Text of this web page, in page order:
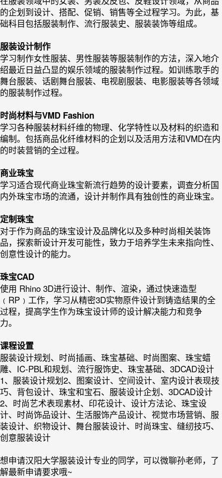
的企划到设计、搭配、促销、销售等全过程学习。为此，基
础科目包括服装制作、流行服装史、服装装饰等组成。
服装设计制作
学习制作女性服装、男性服装等服装制作的方法，深入地介
绍最近日益凸显的娱乐领域的服装制作过程。如训练歌手的
舞台服装、话剧舞台服装、电视剧服装、电影服装等各领域
的服装制作过程。
时尚材料与VMD Fashion
学习各种服装材料纤维的物理、化学特性以及材料的织造和
编制。包括商品化纤维材料的企划以及活用方法和VMD在内
的时装营销的全过程。
商业珠宝
学习适合现代商业珠宝新流行趋势的设计要素，调查分析国
内外珠宝市场的流通，设计并制作具有独创性的商业珠宝。
定制珠宝
对于作为商品的珠宝设计及品牌化以及多种时尚相关装饰
品，探索新设计开发可能性，致力于培养学生未来指向性、
创意性设计的能力。
珠宝CAD
使用 Rhino 3D进行设计、制作、渲染，通过快速造型
﹙RP﹚工作，学习从精密3D实物原件设计到铸造结果的全
过程，提高学生作为珠宝设计师的设计解决能力和竞争
力。
课程设置
服装设计规划、时尚插画、珠宝基础、时尚图案、珠宝蜡
雕、IC-PBL和规划、流行服饰史、珠宝基础、3DCAD设计
1、服装设计规划2、图案设计、空间设计、室内设计表现技
巧、背包设计、珠宝和宝石、服装设计企划、3DCAD设计
2、时尚艺术表现素材、印花设计、设计方法论、珠宝设
计、时尚饰品设计、生活服饰产品设计、视觉市场营销、服
装设计、织物设计、舞台服装设计、时尚珠宝、缝纫技巧、
创意服装设计
想申请汉阳大学服装设计专业的同学，可以微聊孙老师，了
解最新申请要求哦~